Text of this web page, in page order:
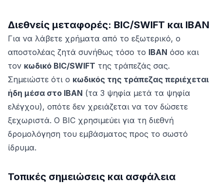
Διεθνείς μεταφορές: BIC/SWIFT και IBAN
Για να λάβετε χρήματα από το εξωτερικό, ο
αποστολέας ζητά συνήθως τόσο το IBAN όσο και
τον κωδικό BIC/SWIFT της τράπεζάς σας.
Σημειώστε ότι ο κωδικός της τράπεζας περιέχεται
ήδη μέσα στο IBAN (τα 3 ψηφία μετά τα ψηφία
ελέγχου), οπότε δεν χρειάζεται να τον δώσετε
ξεχωριστά. Ο BIC χρησιμεύει για τη διεθνή
δρομολόγηση του εμβάσματος προς το σωστό
ίδρυμα.
Τοπικές σημειώσεις και ασφάλεια